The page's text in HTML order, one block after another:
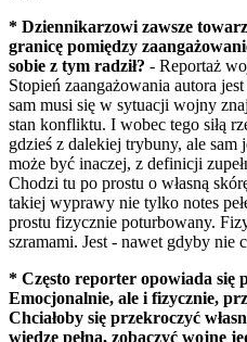
* Dziennikarzowi zawsze
granicę pomiędzy
sobie z tym radził? - Reportaż
Stopień zaangażowania autora
sam musi się w sytuacji wojny
stan konfliktu. I wobec tego siłą
gdzieś z dalekiej trybuny, ale
może być inaczej, z definicji
Chodzi tu po prostu o własną
takiej wyprawy nie tylko notes
prostu fizycznie poturbowany.
szramami. Jest - nawet gdyby
* Często reporter opowiada się
Emocjonalnie, ale i fizycznie,
Chciałoby się przekroczyć
wiedzę pełną, zobaczyć wojnę